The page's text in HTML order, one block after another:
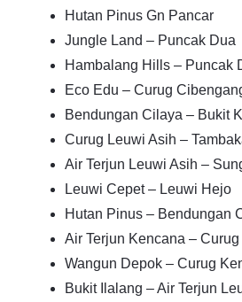
Hutan Pinus Gn Pancar
Jungle Land – Puncak Dua
Hambalang Hills – Puncak
Eco Edu – Curug
Bendungan Cilaya – Bukit
Curug Leuwi Asih –
Air Terjun Leuwi Asih –
Leuwi Cepet – Leuwi Hejo
Hutan Pinus – Bendungan
Air Terjun Kencana –
Wangun Depok – Curug
Bukit Ilalang – Air Terjun